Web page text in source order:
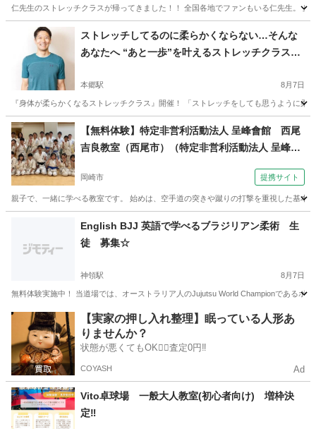
仁先生のストレッチクラスが帰ってきました！！ 全国各地でファンもいる仁先生。
名古屋市 その他 ストレッチ
ストレッチしてるのに柔らかくならない…そんな
あなたへ “あと一歩”を叶えるストレッチクラス開
本郷駅 8月7日
『身体が柔らかくなるストレッチクラス』開催！ 「ストレッチをしても思うように
愛知 名古屋市 本郷駅 ヨガ ストレッチ
【無料体験】特定非営利活動法人 呈峰會館 西尾
吉良教室（西尾市）（特定非営利活動法人 呈峰會
岡崎市 提携サイト
親子で、一緒に学べる教室です。 始めは、空手道の突きや蹴りの打撃を重視した基
English BJJ 英語で学べるブラジリアン柔術 生
徒 募集☆
神領駅 8月7日
無料体験実施中！ 当道場では、オーストラリア人のJujutsu World Championであるポ
愛知 春日井市 神領駅 スポーツ 柔術
【実家の押し入れ整理】眠っている人形あ
りませんか？
状態が悪くてもOK🙆‍♀️査定0円‼️
COYASH Ad
Vito卓球場 一般大人教室(初心者向け) 増枠決
定‼